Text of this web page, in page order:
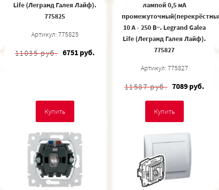
Life (Легранд Галея Лайф).
775825
Артикул: 775825
11035 руб. 6751 руб.
Купить
лампой 0,5 мA
10 A - 250 В~. Legrand Galea
Life (Легранд Галея Лайф).
775827
Артикул: 775827
11587 руб. 7089 руб.
Купить